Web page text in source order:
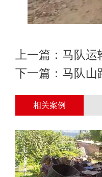
上一篇： 马队运
下一篇： 马队山
相关案例